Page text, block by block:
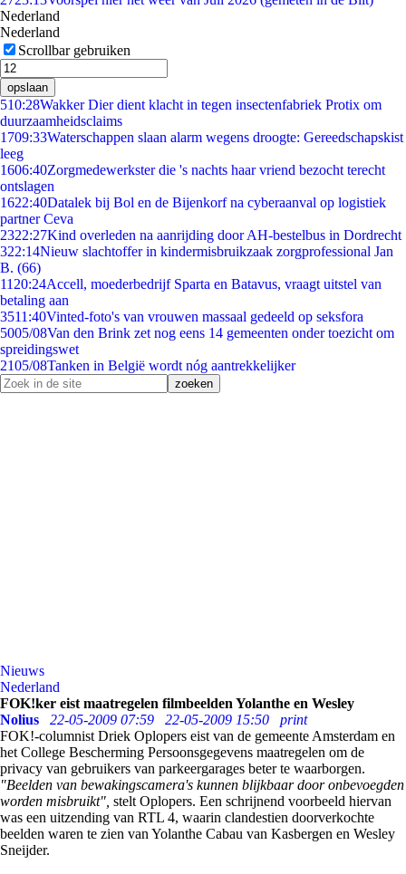
Nederland
Nederland
Scrollbar gebruiken
opslaan
510:28Wakker Dier dient klacht in tegen insectenfabriek Protix om
duurzaamheidsclaims
1709:33Waterschappen slaan alarm wegens droogte: Gereedschapskist
leeg
1606:40Zorgmedewerkster die 's nachts haar vriend bezocht terecht
ontslagen
1622:40Datalek bij Bol en de Bijenkorf na cyberaanval op logistiek
partner Ceva
2322:27Kind overleden na aanrijding door AH-bestelbus in Dordrecht
322:14Nieuw slachtoffer in kindermisbruikzaak zorgprofessional Jan
B. (66)
11 20:24Accell, moederbedrijf Sparta en Batavus, vraagt uitstel van
betaling aan
3511:40Vinted-foto's van vrouwen massaal gedeeld op seksfora
5005/08Van den Brink zet nog eens 14 gemeenten onder toezicht om
spreidingswet
2105/08Tanken in België wordt nóg aantrekkelijker
Nieuws
Nederland
FOK!ker eist maatregelen filmbeelden Yolanthe en Wesley
Nolius
22-05-2009 07:59 22-05-2009 15:50
print
FOK!-columnist Driek Oplopers eist van de gemeente Amsterdam en
het College Bescherming Persoonsgegevens maatregelen om de
privacy van gebruikers van parkeergarages beter te waarborgen.
"Beelden van bewakingscamera's kunnen blijkbaar door onbevoegden
worden misbruikt", stelt Oplopers. Een schrijnend voorbeeld hiervan
was een uitzending van RTL 4, waarin clandestien doorverkochte
beelden waren te zien van Yolanthe Cabau van Kasbergen en Wesley
Sneijder.